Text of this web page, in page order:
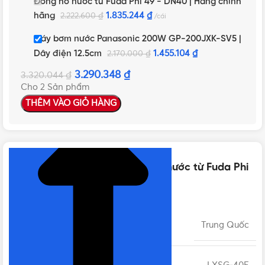
hãng
2.222.600₫ 1.835.244 ₫ cái
Máy bơm nước Panasonic 200W GP-200JXK-SV5 |
Dây điện 12.5cm
2.170.000₫ 1.455.104 ₫
3.320.044₫ 3.290.348 ₫
Cho 2 Sản phẩm
THÊM VÀO GIỎ HÀNG
Thông số kỹ thuật của Đồng hồ nước từ Fuda Phi
49 – DN40 | Hàng chính hãng
Trung Quốc
NHẤN ĐỂ XEM TIẾP (THU GỌN)